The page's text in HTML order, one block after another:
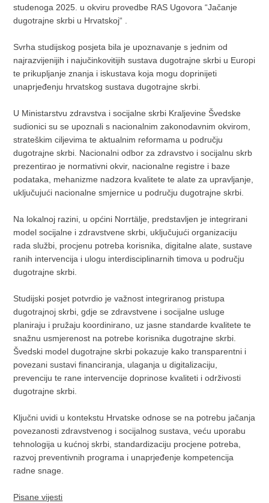
studenoga 2025. u okviru provedbe RAS Ugovora “Jačanje
dugotrajne skrbi u Hrvatskoj“ .
Svrha studijskog posjeta bila je upoznavanje s jednim od
najrazvijenijih i najučinkovitijih sustava dugotrajne skrbi u Europi
te prikupljanje znanja i iskustava koja mogu doprinijeti
unaprjeđenju hrvatskog sustava dugotrajne skrbi.
U Ministarstvu zdravstva i socijalne skrbi Kraljevine Švedske
sudionici su se upoznali s nacionalnim zakonodavnim okvirom,
strateškim ciljevima te aktualnim reformama u području
dugotrajne skrbi. Nacionalni odbor za zdravstvo i socijalnu skrb
prezentirao je normativni okvir, nacionalne registre i baze
podataka, mehanizme nadzora kvalitete te alate za upravljanje,
uključujući nacionalne smjernice u području dugotrajne skrbi.
Na lokalnoj razini, u općini Norrtälje, predstavljen je integrirani
model socijalne i zdravstvene skrbi, uključujući organizaciju
rada službi, procjenu potreba korisnika, digitalne alate, sustave
ranih intervencija i ulogu interdisciplinarnih timova u području
dugotrajne skrbi.
Studijski posjet potvrdio je važnost integriranog pristupa
dugotrajnoj skrbi, gdje se zdravstvene i socijalne usluge
planiraju i pružaju koordinirano, uz jasne standarde kvalitete te
snažnu usmjerenost na potrebe korisnika dugotrajne skrbi.
Švedski model dugotrajne skrbi pokazuje kako transparentni i
povezani sustavi financiranja, ulaganja u digitalizaciju,
prevenciju te rane intervencije doprinose kvaliteti i održivosti
dugotrajne skrbi.
Ključni uvidi u kontekstu Hrvatske odnose se na potrebu jačanja
povezanosti zdravstvenog i socijalnog sustava, veću uporabu
tehnologija u kućnoj skrbi, standardizaciju procjene potreba,
razvoj preventivnih programa i unaprjeđenje kompetencija
radne snage.
Pisane vijesti